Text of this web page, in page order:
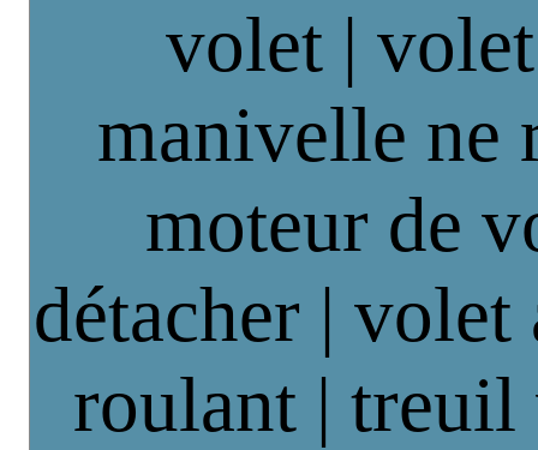
volet |
manivelle ne
moteur de
détacher | volet
roulant |